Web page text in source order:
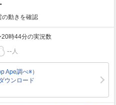
の動きを確認
時44分の実況数
-- 人